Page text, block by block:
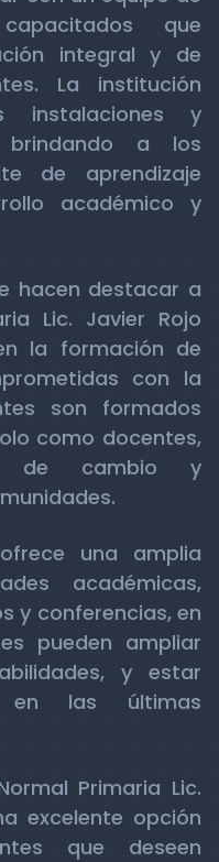
que
integral y de
La institución
instalaciones y
brindando a los
de aprendizaje
académico y
hacen destacar a
Lic. Javier Rojo
la formación de
con la
son formados
como docentes,
de cambio y
una amplia
académicas,
y conferencias, en
pueden ampliar
y estar
en las últimas
Primaria Lic.
excelente opción
que deseen